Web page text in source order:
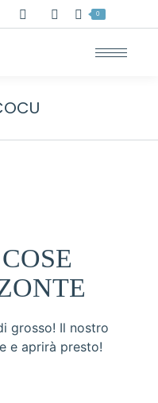
Cerca: 0
grosso! Il nostro
e aprirà presto!